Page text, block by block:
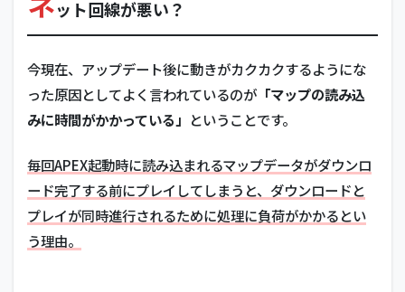
ット回線が悪い？
今現在、アップデート後に動きがカクカクするようにな
った原因としてよく言われているのが 「マップの読み込
みに時間がかかっている」 ということです。
毎回APEX起動時に読み込まれるマップデータがダウンロ
ード完了する前にプレイしてしまうと、ダウンロードと
プレイが同時進行されるために処理に負荷がかかるとい
う理由。